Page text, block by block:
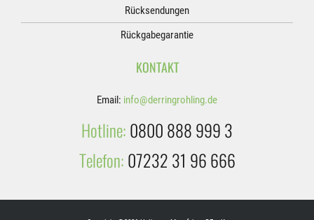
Rücksendungen
Rückgabegarantie
KONTAKT
Email: info@derringrohling.de
Hotline:0800 888 999 3
Telefon:07232 31 96 666